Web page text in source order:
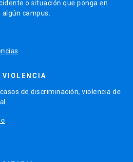
o situación que ponga en
campus.
de discriminación, violencia de